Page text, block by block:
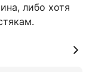
либо хотя